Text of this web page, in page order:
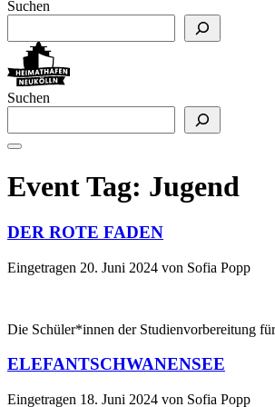
Suchen
Suchen
Event Tag: Jugend
DER ROTE FADEN
Eingetragen 20. Juni 2024 von Sofia Popp
Die Schüler*innen der Studienvorbereitung
ELEFANTSCHWANENSEE
Eingetragen 18. Juni 2024 von Sofia Popp